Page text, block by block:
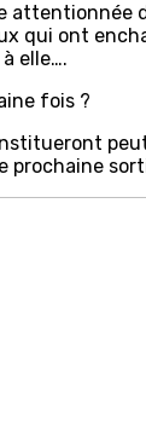
attentionnée
qui ont
elle….
fois ?
prochaine